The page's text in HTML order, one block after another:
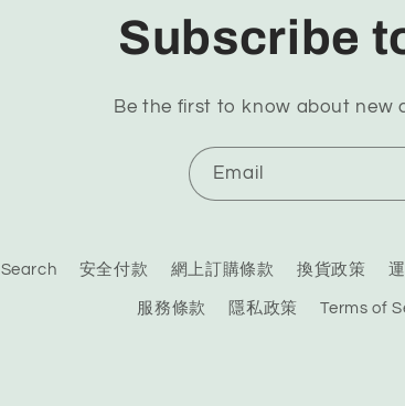
Subscribe
Be the first to know about new
Email
Search 安全付款 網上訂購條款 換貨政策
服務條款 隱私政策 Terms of